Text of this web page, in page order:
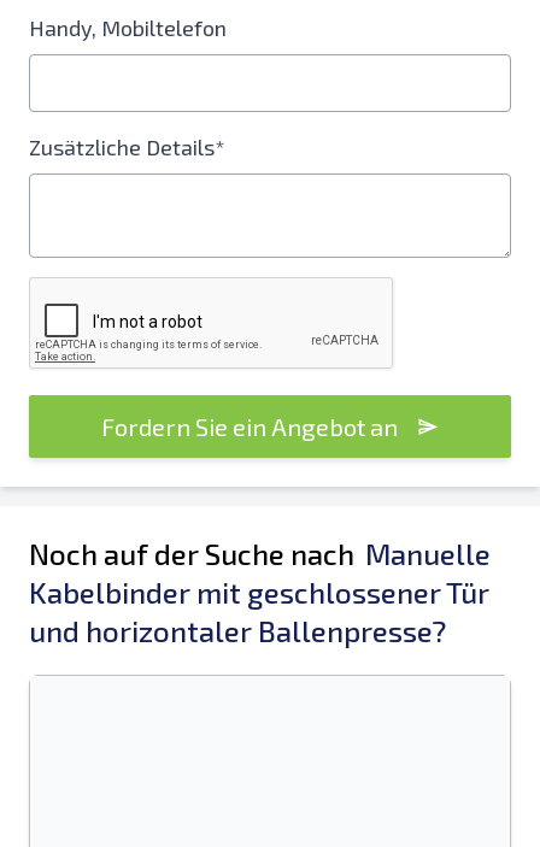
Handy, Mobiltelefon
Zusätzliche Details*
Fordern Sie ein Angebot an
Noch auf der Suche nach Manuelle
Kabelbinder mit geschlossener Tür
und horizontaler Ballenpresse?